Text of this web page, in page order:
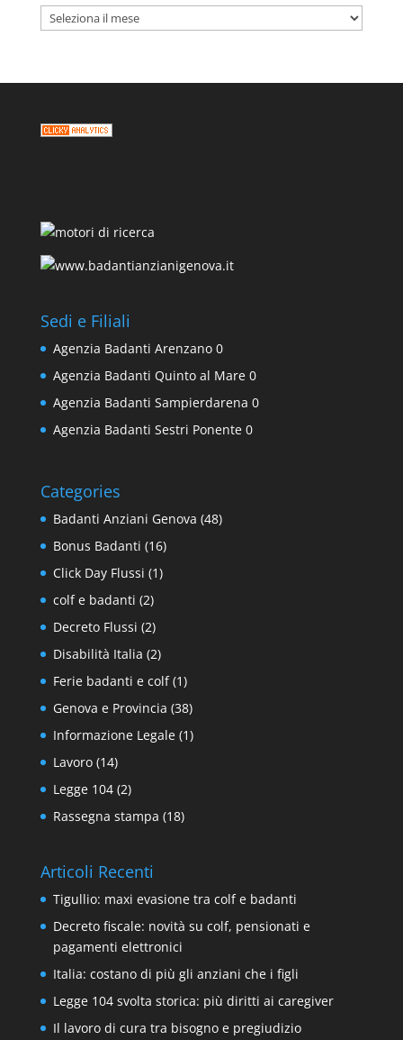
Archivi
Sedi e Filiali
Agenzia Badanti Arenzano0
Agenzia Badanti Quinto al Mare0
Agenzia Badanti Sampierdarena 0
Agenzia Badanti Sestri Ponente0
Categories
Badanti Anziani Genova (48)
Bonus Badanti (16)
Click Day Flussi (1)
colf e badanti (2)
Decreto Flussi (2)
Disabilità Italia (2)
Ferie badanti e colf(1)
Genova e Provincia (38)
Informazione Legale(1)
Lavoro(14)
Legge 104(2)
Rassegna stampa (18)
Articoli Recenti
Tigullio: maxi evasione tra colf e badanti
Decreto fiscale: novità su colf, pensionati e
pagamenti elettronici
Italia: costano di più gli anziani che i figli
Legge 104 svolta storica: più diritti ai caregiver
Il lavoro di cura tra bisogno e pregiudizio